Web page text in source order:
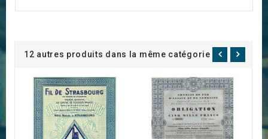
12 autres produits dans la même catégorie :